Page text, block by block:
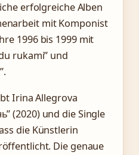
erfolgreiche Alben
mit Komponist
1996 bis 1999 mit
rukami” und
Irina Allegrova
(2020) und die Single
die Künstlerin
Die genaue